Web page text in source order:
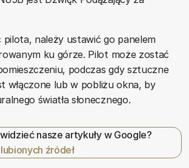
pilota, należy ustawić go panelem
ku górze. Pilot może zostać
podczas gdy sztuczne
włączone lub w pobliżu okna, by
światła słonecznego.
nasze artykuły w Google?
źródeł